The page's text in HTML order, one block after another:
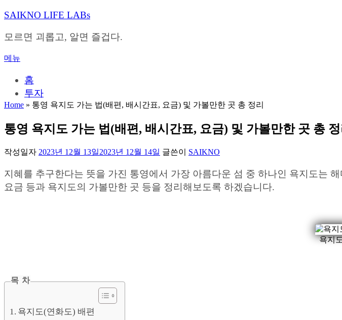
내
으
바
SAIKNO LIFE LABs
모르면 괴롭고, 알면 즐겁다.
메뉴
홈
투자
Home » 통영 욕지도 가는 법(배편, 배시간표, 요금) 및 가볼만한 곳 총 정리
통영 욕지도 가는 법(배편, 배시간표, 요금) 및 가볼만한 곳 총 정
작성일자 2023년 12월 13일2023년 12월 14일 글쓴이 SAIKNO
지혜를 추구한다는 뜻을 가진 통영에서 가장 아름다운 섬 중 하나인 욕지도는
요금 등과 욕지도의 가볼만한 곳 등을 정리해보도록 하겠습니다.
욕지
목 차
욕지도(연화도) 배편